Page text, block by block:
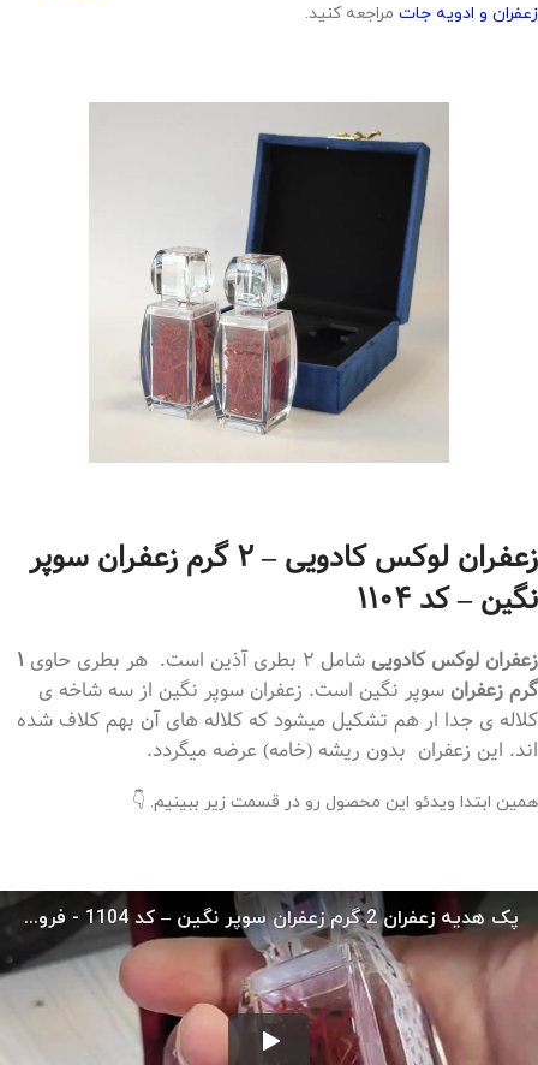
زعفران و ادویه جات مراجعه کنید.
زعفران لوکس کادویی – 2 گرم زعفران سوپر
نگین – کد 1104
زعفران لوکس کادویی شامل 2 بطری آذین است. هر بطری حاوی
1
گرم زعفران سوپر نگین است. زعفران سوپر نگین از سه شاخه ی
کلاله ی جدا ار هم تشکیل میشود که کلاله های آن بهم کلاف شده
اند. این زعفران بدون ریشه (خامه) عرضه میگردد.
همین ابتدا ویدئو این محصول رو در قسمت زیر ببینیم. 👇